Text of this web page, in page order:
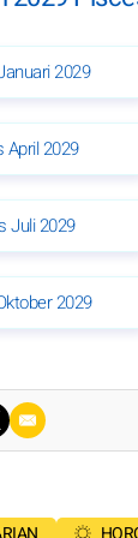
2029
April 2029
Juli 2029
2029